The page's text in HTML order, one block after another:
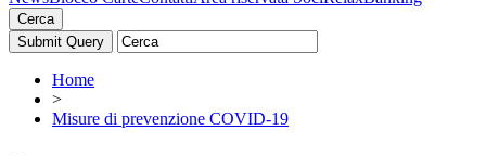
Cerca
Home
>
Misure di prevenzione COVID-19